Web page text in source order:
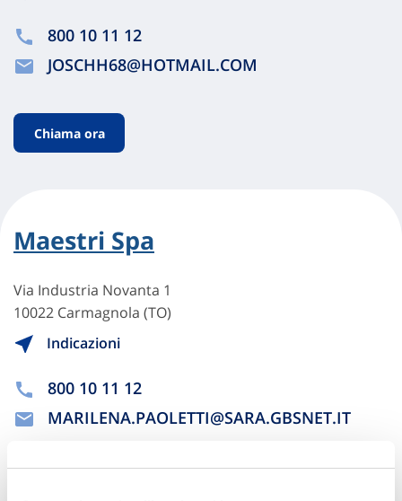
800 10 11 12
JOSCHH68@HOTMAIL.COM
Chiama ora
Maestri Spa
Via Industria Novanta 1
10022 Carmagnola (TO)
Indicazioni
800 10 11 12
MARILENA.PAOLETTI@SARA.GBSNET.IT